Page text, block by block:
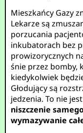
Mieszkańcy Gazy
Lekarze są
porzucania
inkubatorach bez
prowizorycznych
śnie przez bomby,
kiedykolwiek
Głodujący są
jedzenia. To nie
niszczenie
wymazywanie